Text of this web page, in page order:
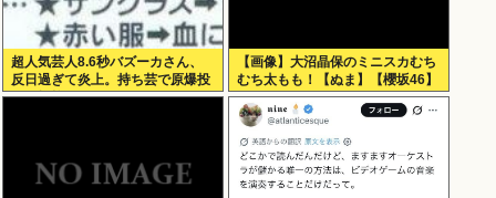
超人気芸人8.6秒バズーカさん、
反日過ぎて炎上。持ち芸で原爆投
下を揶揄
【画像】大沼晶保のミニスカむち
むち太もも！【ぬま】【櫻坂46】